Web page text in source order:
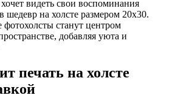
видеть свои воспоминания
шедевр на холсте размером 20х30.
станут центром
добавляя уюта и
печать на холсте